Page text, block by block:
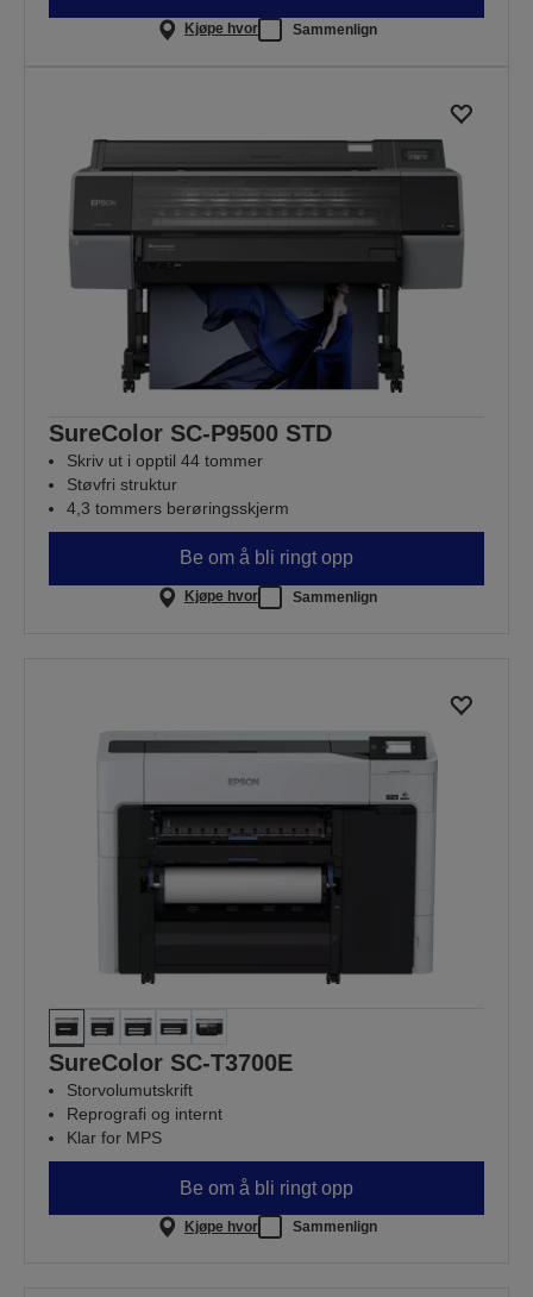
Kjøpe hvor Sammenlign
SureColor SC-P9500 STD
Skriv ut i opptil 44 tommer
Støvfri struktur
4,3 tommers berøringsskjerm
Be om å bli ringt opp
Kjøpe hvor Sammenlign
SureColor SC-T3700E
Storvolumutskrift
Reprografi og internt
Klar for MPS
Be om å bli ringt opp
Kjøpe hvor Sammenlign